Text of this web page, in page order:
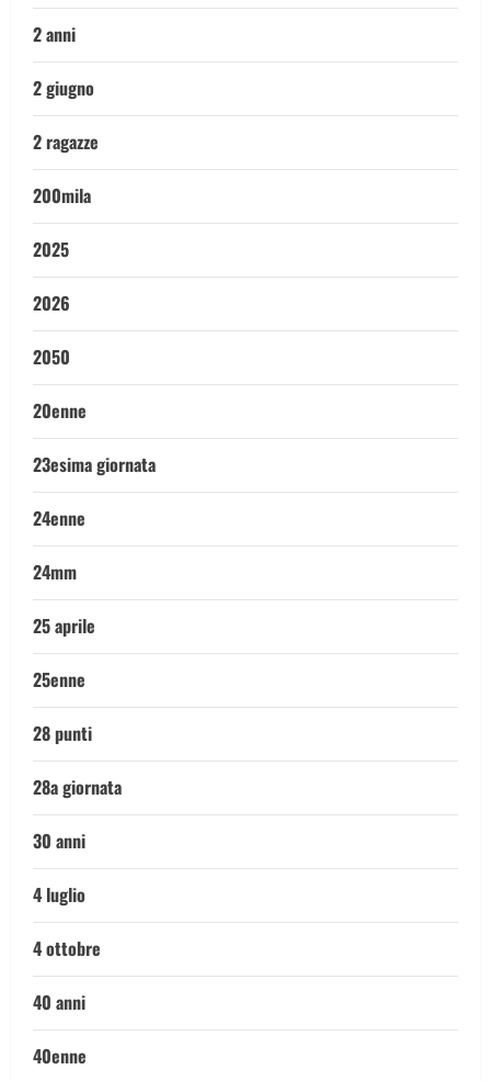
2 anni
2 giugno
2 ragazze
200mila
2025
2026
2050
20enne
23esima giornata
24enne
24mm
25 aprile
25enne
28 punti
28a giornata
30 anni
4 luglio
4 ottobre
40 anni
40enne